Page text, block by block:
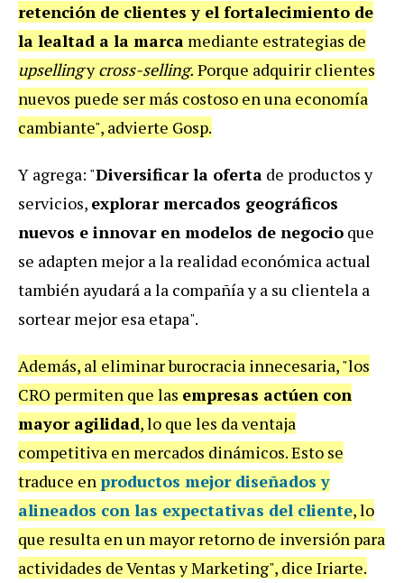
retención de clientes y el fortalecimiento de
la lealtad a la marca mediante estrategias de
upsellingycross-selling. Porque adquirir clientes
nuevos puede ser más costoso en una economía
cambiante", advierte Gosp.
Y agrega: "Diversificar la oferta de productos y
servicios, explorar mercados geográficos
nuevos e innovar en modelos de negocio que
se adapten mejor a la realidad económica actual
también ayudará a la compañía y a su clientela a
sortear mejor esa etapa".
Además, al eliminar burocracia innecesaria, "los
CRO permiten que las empresas actúen con
mayor agilidad, lo que les da ventaja
competitiva en mercados dinámicos. Esto se
traduce enproductos mejor diseñados y
alineados con las expectativas del cliente, lo
que resulta en un mayor retorno de inversión para
actividades de Ventas y Marketing", dice Iriarte.